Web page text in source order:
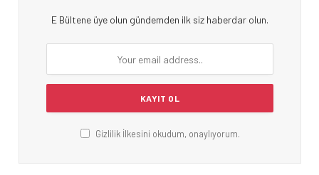
E Bültene üye olun gündemden ilk siz haberdar olun.
Gizlilik İlkesini okudum, onaylıyorum.